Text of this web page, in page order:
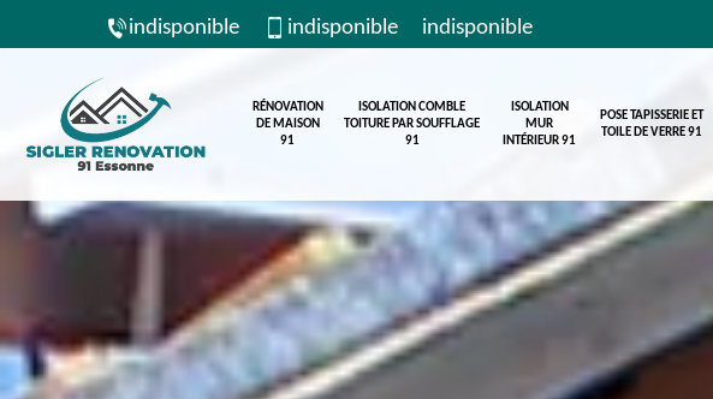
indisponible indisponible indisponible
RÉNOVATION
DE MAISON
91
ISOLATION COMBLE
TOITURE PAR SOUFFLAGE
91
ISOLATION
MUR
INTÉRIEUR 91
POSE TAPISSERIE ET
TOILE DE VERRE 91